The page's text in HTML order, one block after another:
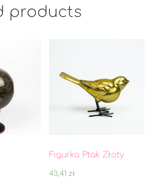
products
Figurka Ptak Złoty
43,41 zł